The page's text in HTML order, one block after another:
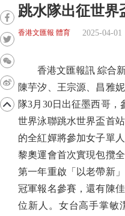
跳水隊出征世界
香港文匯報 體育 2025-04-01
香港文匯報訊 綜合新
陳芋汐、王宗源、昌雅
隊3月30日出征墨西哥，
世界泳聯跳水世界盃首
的全紅嬋將參加女子單
黎奧運會首次實現包攬
第一年重啟「以老帶新
冠軍報名參賽，還有陳
位新人。女台高手掌敏